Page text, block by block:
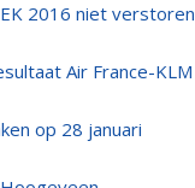
2016 niet verstoren
Air France-KLM
op 28 januari